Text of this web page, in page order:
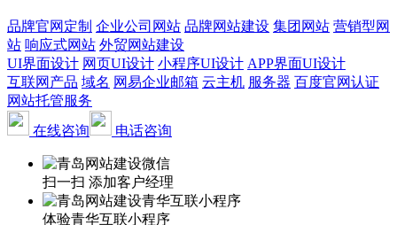
品牌官网定制 企业公司网站 品牌网站建设 集团网站 营销型网
站 响应式网站 外贸网站建设
UI界面设计 网页UI设计 小程序UI设计 APP界面UI设计
互联网产品 域名 网易企业邮箱 云主机 服务器 百度官网认证
网站托管服务
在线咨询
电话咨询
扫一扫 添加客户经理
体验青华互联小程序